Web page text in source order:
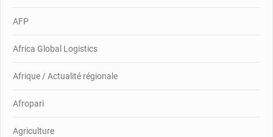
AFP
Africa Global Logistics
Afrique / Actualité régionale
Afropari
Agriculture